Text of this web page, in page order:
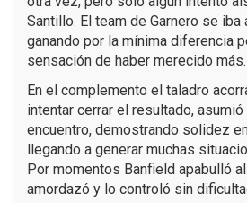
Santillo. El team de Garnero se iba
ganando por la mínima diferencia
sensación de haber merecido más.
En el complemento el taladro
intentar cerrar el resultado,
encuentro, demostrando solidez
llegando a generar muchas
Por momentos Banfield apabulló
amordazó y lo controló sin